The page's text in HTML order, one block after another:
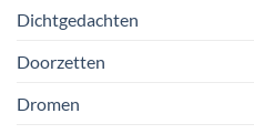
Dichtgedachten
Doorzetten
Dromen